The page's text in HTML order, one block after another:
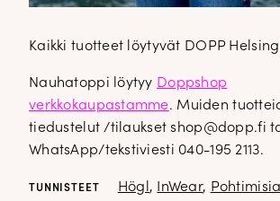
Kaikki tuotteet löytyvät DOPP
Nauhatoppi löytyy Doppshop
verkkokaupastamme. Muiden
tiedustelut /tilaukset shop@dopp.fi
WhatsApp/tekstiviesti 040-195 2113.
TUNNISTEET Högl , InWear, Pohtimisia